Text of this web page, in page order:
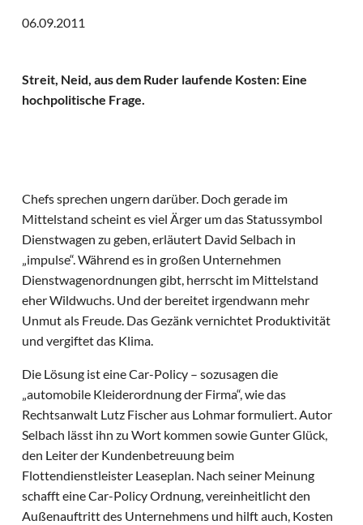
06.09.2011
Streit, Neid, aus dem Ruder laufende Kosten: Eine
hochpolitische Frage.
Chefs sprechen ungern darüber. Doch gerade im
Mittelstand scheint es viel Ärger um das Statussymbol
Dienstwagen zu geben, erläutert David Selbach in
„impulse“. Während es in großen Unternehmen
Dienstwagenordnungen gibt, herrscht im Mittelstand
eher Wildwuchs. Und der bereitet irgendwann mehr
Unmut als Freude. Das Gezänk vernichtet Produktivität
und vergiftet das Klima.
Die Lösung ist eine Car-Policy – sozusagen die
„automobile Kleiderordnung der Firma“, wie das
Rechtsanwalt Lutz Fischer aus Lohmar formuliert. Autor
Selbach lässt ihn zu Wort kommen sowie Gunter Glück,
den Leiter der Kundenbetreuung beim
Flottendienstleister Leaseplan. Nach seiner Meinung
schafft eine Car-Policy Ordnung, vereinheitlicht den
Außenauftritt des Unternehmens und hilft auch, Kosten